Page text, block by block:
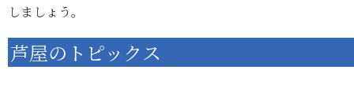
しましょう。
芦屋のトピックス